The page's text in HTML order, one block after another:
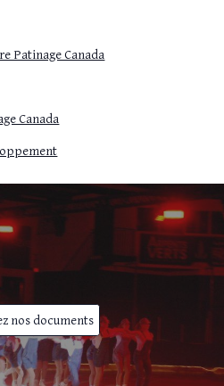
Patinage Canada
Canada
nos documents